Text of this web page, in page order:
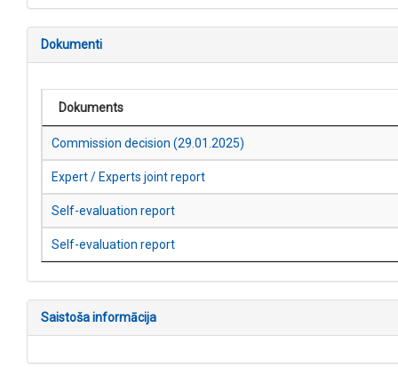
Dokumenti
Dokuments
Commission decision (29.01.2025)
Expert / Experts joint report
Self-evaluation report
Self-evaluation report
Saistoša informācija